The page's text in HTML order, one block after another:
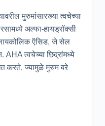
मुरुमांसारख्या त्वचेच्या
अल्फा-हायड्रॉक्सी
ऍसिड, जे सेल
AHA त्वचेच्या छिद्रांमध्ये
करते, ज्यामुळे मुरुम बरे